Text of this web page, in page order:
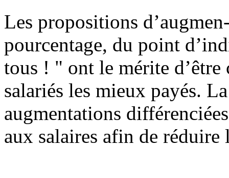
Les propositions
pourcentage, du point
tous ! " ont le mérite d’être
salariés les mieux payés.
augmentations
aux salaires afin de